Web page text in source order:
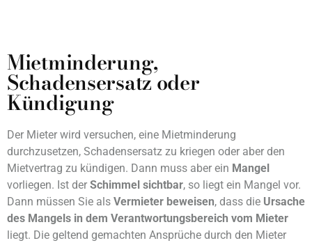
Mietminderung,
Schadensersatz oder
Kündigung
Der Mieter wird versuchen, eine Mietminderung
durchzusetzen, Schadensersatz zu kriegen oder aber den
Mietvertrag zu kündigen. Dann muss aber ein Mangel
vorliegen. Ist der Schimmel sichtbar, so liegt ein Mangel vor.
Dann müssen Sie als Vermieter beweisen, dass die Ursache
des Mangels in dem Verantwortungsbereich vom Mieter
liegt. Die geltend gemachten Ansprüche durch den Mieter